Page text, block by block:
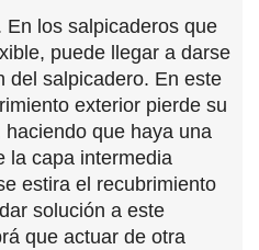
En los salpicaderos que
puede llegar a darse
del salpicadero. En este
exterior pierde su
que haya una
la capa intermedia
estira el recubrimiento
solución a este
que actuar de otra